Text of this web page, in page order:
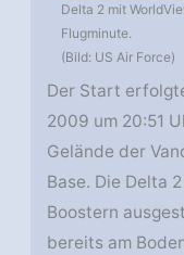
Delta 2 mit
Flugminute.
(Bild: US Air Force)
Der Start
2009 um 20:51
Gelände der
Base. Die Delta
Boostern
bereits am